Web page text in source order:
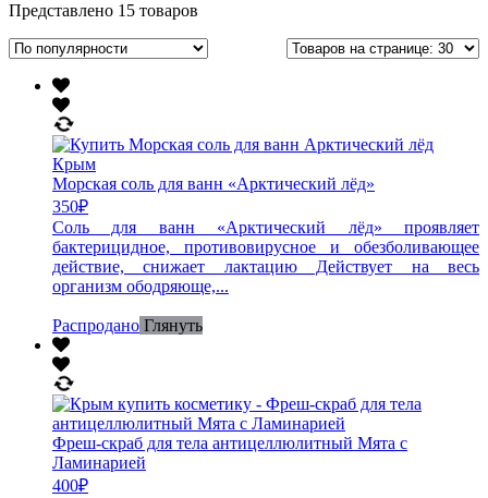
Представлено 15 товаров
Морская соль для ванн «Арктический лёд»
350₽
Соль для ванн «Арктический лёд» проявляет
бактерицидное, противовирусное и обезболивающее
действие, снижает лактацию Действует на весь
организм ободряюще,...
Распродано Глянуть
Фреш-скраб для тела антицеллюлитный Мята с
Ламинарией
400₽